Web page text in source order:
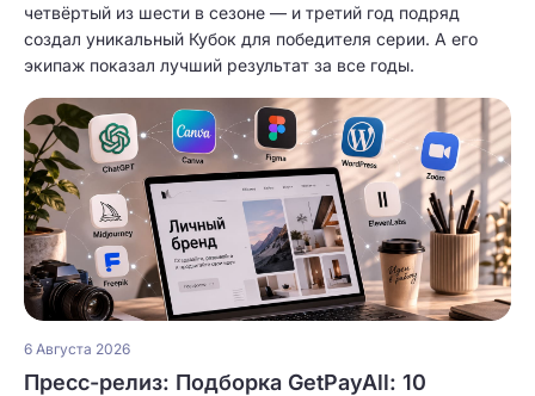
четвёртый из шести в сезоне — и третий год подряд
создал уникальный Кубок для победителя серии. А его
экипаж показал лучший результат за все годы.
6 Августа 2026
Пресс-релиз: Подборка GetPayAll: 10